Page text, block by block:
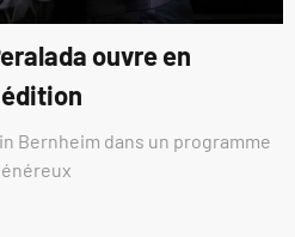
ouvre en
Bernheim dans un programme